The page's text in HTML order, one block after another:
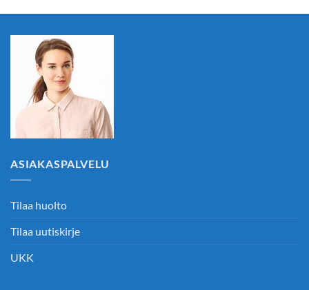
ASIAKASPALVELU
Tilaa huolto
Tilaa uutiskirje
UKK